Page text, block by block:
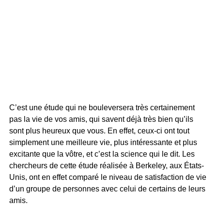
C’est une étude qui ne bouleversera très certainement
pas la vie de vos amis, qui savent déjà très bien qu’ils
sont plus heureux que vous. En effet, ceux-ci ont tout
simplement une meilleure vie, plus intéressante et plus
excitante que la vôtre, et c’est la science qui le dit. Les
chercheurs de cette étude réalisée à Berkeley, aux États-
Unis, ont en effet comparé le niveau de satisfaction de vie
d’un groupe de personnes avec celui de certains de leurs
amis.